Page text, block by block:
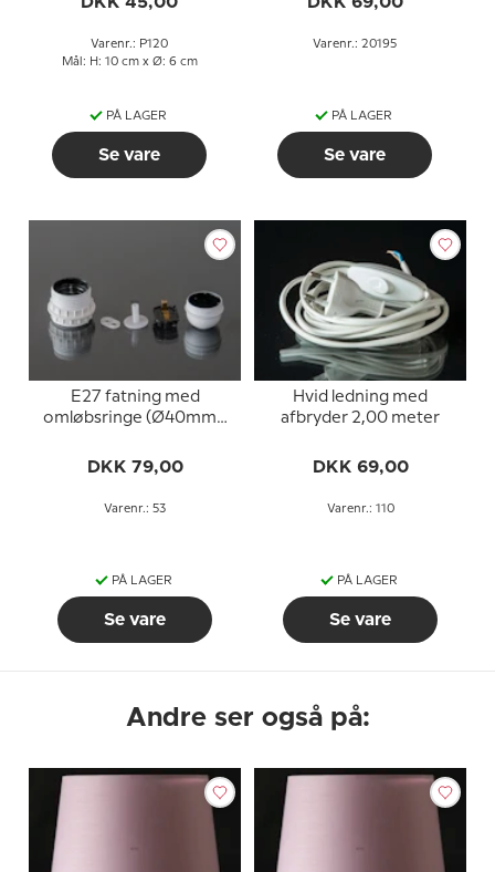
Varenr.: P120
Mål: H: 10 cm x Ø: 6 cm
PÅ LAGER
Se vare
Varenr.: 20195
PÅ LAGER
Se vare
E27 fatning med
omløbsringe (Ø40mm),
DKK 79,00
Varenr.: 53
PÅ LAGER
Se vare
Hvid ledning med
afbryder 2,00 meter
DKK 69,00
Varenr.: 110
PÅ LAGER
Se vare
Andre ser også på: